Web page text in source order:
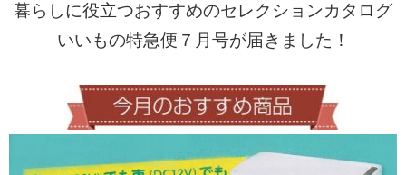
暮らしに役立つおすすめのセレクションカタログ
いいもの特急便７月号が届きました！